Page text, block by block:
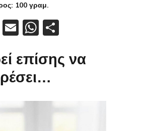
100 γραμ.
Twitter
EmailWhatsApp
επίσης να